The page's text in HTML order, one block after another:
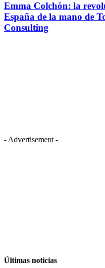
Emma Colchón: la
España de la mano de
Consulting
- Advertisement -
Últimas noticias